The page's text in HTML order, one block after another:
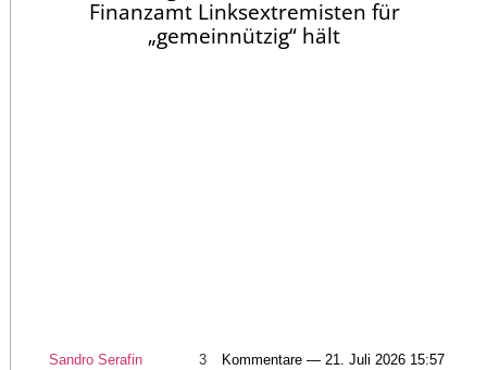
Finanzamt Linksextremisten für
„gemeinnützig“ hält
Sandro Serafin 3 Kommentare — 21. Juli 2026 15:57